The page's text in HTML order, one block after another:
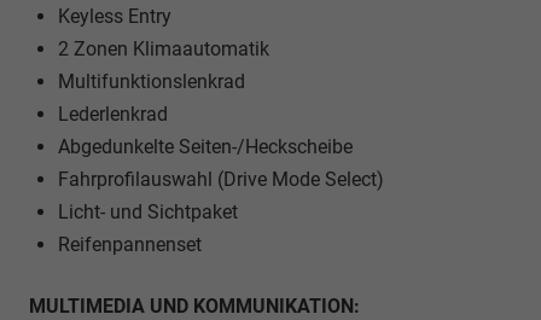
Keyless Entry
2 Zonen Klimaautomatik
Multifunktionslenkrad
Lederlenkrad
Abgedunkelte Seiten-/Heckscheibe
Fahrprofilauswahl (Drive Mode Select)
Licht- und Sichtpaket
Reifenpannenset
MULTIMEDIA UND KOMMUNIKATION: